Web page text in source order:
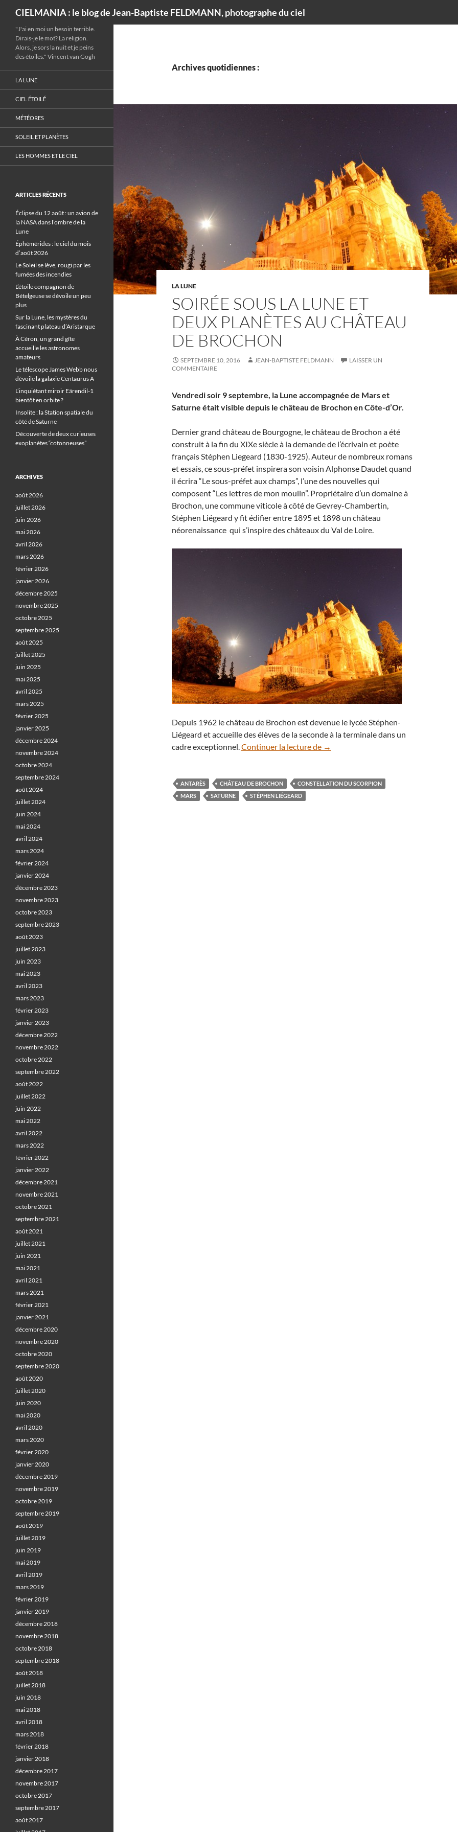
CIELMANIA : le blog de Jean-Baptiste FELDMANN, photographe du ciel
Archives quotidiennes :
LA LUNE
SOIRÉE SOUS LA LUNE ET
DEUX PLANÈTES AU CHÂTEAU
DE BROCHON
SEPTEMBRE 10, 2016 JEAN-BAPTISTE FELDMANN
LAISSER UN
COMMENTAIRE
Vendredi soir 9 septembre, la Lune accompagnée de Mars et
Saturne était visible depuis le château de Brochon en Côte-d’Or.
Dernier grand château de Bourgogne, le château de Brochon a été
construit à la fin du XIXe siècle à la demande de l’écrivain et poète
français Stéphen Liegeard (1830-1925). Auteur de nombreux romans
et essais, ce sous-préfet inspirera son voisin Alphonse Daudet quand
il écrira “Le sous-préfet aux champs”, l’une des nouvelles qui
composent “Les lettres de mon moulin”. Propriétaire d’un domaine à
Brochon, une commune viticole à côté de Gevrey-Chambertin,
Stéphen Liégeard y fit édifier entre 1895 et 1898 un château
néorenaissance qui s’inspire des châteaux du Val de Loire.
Depuis 1962 le château de Brochon est devenue le lycée Stéphen-
Liégeard et accueille des élèves de la seconde à la terminale dans un
cadre exceptionnel.Continuer la lecture de Soirée sous la Lune et deux planètes
→
ANTARÈS CHÂTEAU DE BROCHON
CONSTELLATION DU SCORPION
MARS
SATURNE STÉPHEN LIÉGEARD
"J'ai en moi un besoin terrible.
Dirais-je le mot? La religion.
Alors, je sors la nuit et je peins
des étoiles." Vincent van Gogh
LA LUNE
CIEL ÉTOILÉ
MÉTÉORES
SOLEIL ET PLANÈTES
LES HOMMES ET LE CIEL
ARTICLES RÉCENTS
Éclipse du 12 août : un avion de
la NASA dans l’ombre de la
Lune
Éphémérides : le ciel du mois
d’août 2026
Le Soleil se lève, rougi par les
fumées des incendies
L’étoile compagnon de
Bételgeuse se dévoile un peu
plus
Sur la Lune, les mystères du
fascinant plateau d’Aristarque
À Céron, un grand gîte
accueille les astronomes
amateurs
Le télescope James Webb nous
dévoile la galaxie Centaurus A
L’inquiétant miroir Eärendil-1
bientôt en orbite ?
Insolite : la Station spatiale du
côté de Saturne
Découverte de deux curieuses
exoplanètes “cotonneuses”
ARCHIVES
août 2026
juillet 2026
juin 2026
mai 2026
avril 2026
mars 2026
février 2026
janvier 2026
décembre 2025
novembre 2025
octobre 2025
septembre 2025
août 2025
juillet 2025
juin 2025
mai 2025
avril 2025
mars 2025
février 2025
janvier 2025
décembre 2024
novembre 2024
octobre 2024
septembre 2024
août 2024
juillet 2024
juin 2024
mai 2024
avril 2024
mars 2024
février 2024
janvier 2024
décembre 2023
novembre 2023
octobre 2023
septembre 2023
août 2023
juillet 2023
juin 2023
mai 2023
avril 2023
mars 2023
février 2023
janvier 2023
décembre 2022
novembre 2022
octobre 2022
septembre 2022
août 2022
juillet 2022
juin 2022
mai 2022
avril 2022
mars 2022
février 2022
janvier 2022
décembre 2021
novembre 2021
octobre 2021
septembre 2021
août 2021
juillet 2021
juin 2021
mai 2021
avril 2021
mars 2021
février 2021
janvier 2021
décembre 2020
novembre 2020
octobre 2020
septembre 2020
août 2020
juillet 2020
juin 2020
mai 2020
avril 2020
mars 2020
février 2020
janvier 2020
décembre 2019
novembre 2019
octobre 2019
septembre 2019
août 2019
juillet 2019
juin 2019
mai 2019
avril 2019
mars 2019
février 2019
janvier 2019
décembre 2018
novembre 2018
octobre 2018
septembre 2018
août 2018
juillet 2018
juin 2018
mai 2018
avril 2018
mars 2018
février 2018
janvier 2018
décembre 2017
novembre 2017
octobre 2017
septembre 2017
août 2017